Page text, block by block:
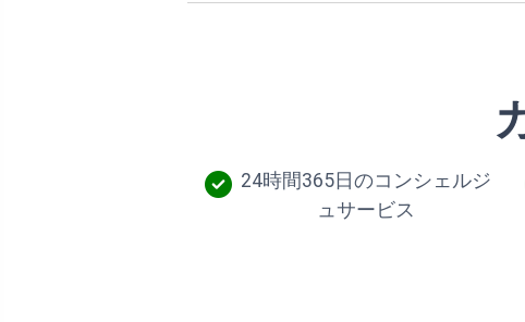
24時間365日のコンシェルジ
ュサービス